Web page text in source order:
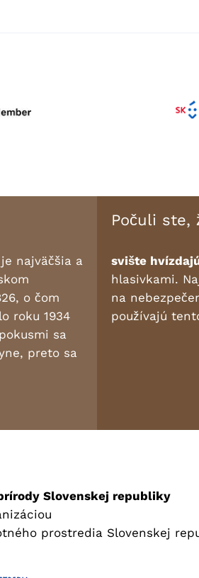
najväčšia a
o čom
roku 1934
sa
preto sa
Počuli ste,
svište
hlasivkami.
na
používajú
Slovenskej republiky
prostredia Slovenskej